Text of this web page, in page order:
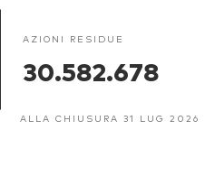
AZIONI RESIDUE
30.582.678
ALLA CHIUSURA 31 LUG 2026